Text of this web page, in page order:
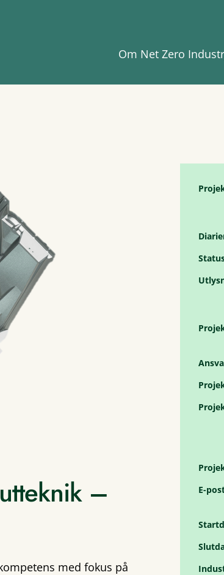
Om Net Zero
–
med fokus på
E-